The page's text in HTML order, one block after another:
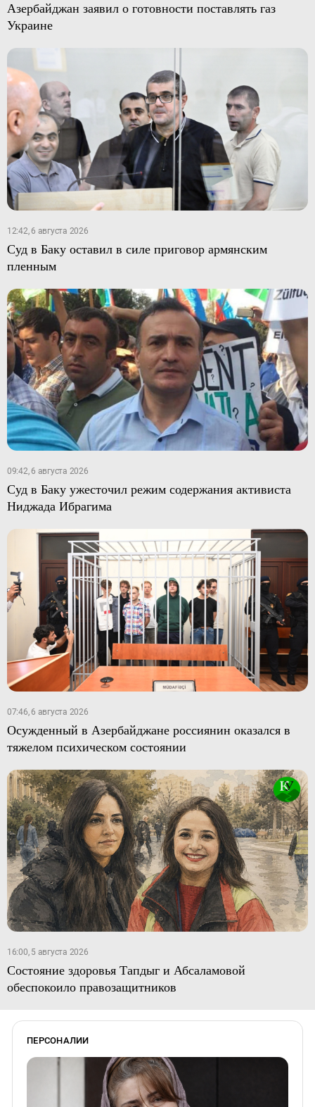
Азербайджан заявил о готовности поставлять газ
Украине
12:42, 6 августа 2026
Суд в Баку оставил в силе приговор армянским
пленным
09:42, 6 августа 2026
Суд в Баку ужесточил режим содержания активиста
Ниджада Ибрагима
07:46, 6 августа 2026
Осужденный в Азербайджане россиянин оказался в
тяжелом психическом состоянии
16:00, 5 августа 2026
Состояние здоровья Тапдыг и Абсаламовой
обеспокоило правозащитников
ПЕРСОНАЛИИ